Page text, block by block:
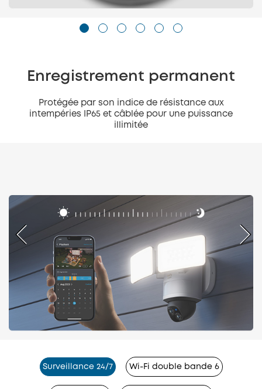
Enregistrement permanent
Protégée par son indice de résistance aux
intempéries IP65 et câblée pour une puissance
illimitée
Surveillance 24/7 Wi-Fi double bande 6